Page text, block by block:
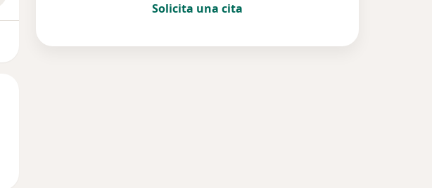
Solicita una cita